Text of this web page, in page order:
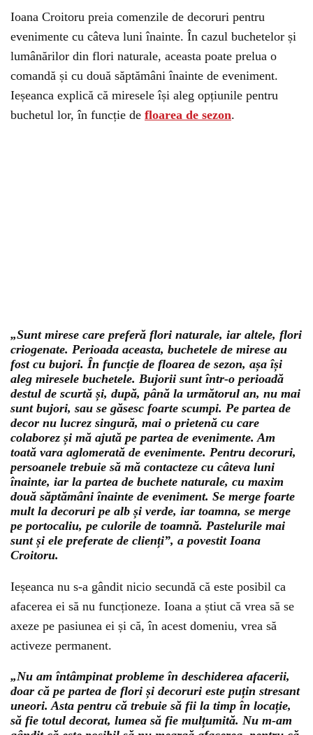
Ioana Croitoru preia comenzile de decoruri pentru
evenimente cu câteva luni înainte. În cazul buchetelor și
lumânărilor din flori naturale, aceasta poate prelua o
comandă și cu două săptămâni înainte de eveniment.
Ieșeanca explică că miresele își aleg opțiunile pentru
buchetul lor, în funcție de floarea de sezon.
„Sunt mirese care preferă flori naturale, iar altele, flori
criogenate. Perioada aceasta, buchetele de mirese au
fost cu bujori. În funcție de floarea de sezon, așa își
aleg miresele buchetele. Bujorii sunt într-o perioadă
destul de scurtă și, după, până la următorul an, nu mai
sunt bujori, sau se găsesc foarte scumpi. Pe partea de
decor nu lucrez singură, mai o prietenă cu care
colaborez și mă ajută pe partea de evenimente. Am
toată vara aglomerată de evenimente. Pentru decoruri,
persoanele trebuie să mă contacteze cu câteva luni
înainte, iar la partea de buchete naturale, cu maxim
două săptămâni înainte de eveniment. Se merge foarte
mult la decoruri pe alb și verde, iar toamna, se merge
pe portocaliu, pe culorile de toamnă. Pastelurile mai
sunt și ele preferate de clienți”, a povestit Ioana
Croitoru.
Ieșeanca nu s-a gândit nicio secundă că este posibil ca
afacerea ei să nu funcționeze. Ioana a știut că vrea să se
axeze pe pasiunea ei și că, în acest domeniu, vrea să
activeze permanent.
„Nu am întâmpinat probleme în deschiderea afacerii,
doar că pe partea de flori și decoruri este puțin stresant
uneori. Asta pentru că trebuie să fii la timp în locație,
să fie totul decorat, lumea să fie mulțumită. Nu m-am